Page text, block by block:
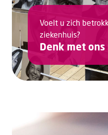
Voelt u zich
ziekenhuis?
Denk met ons